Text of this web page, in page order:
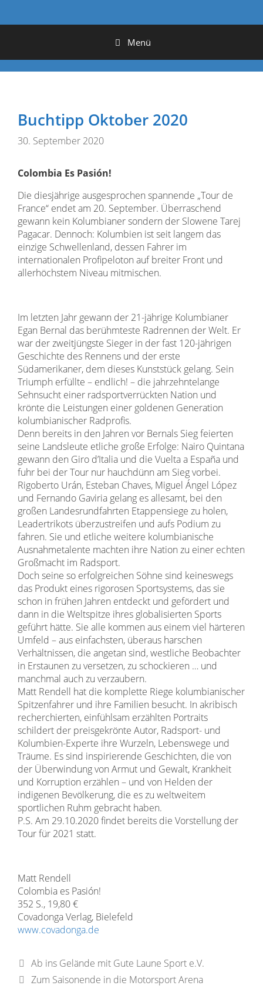
Menü
Buchtipp Oktober 2020
30. September 2020
Colombia Es Pasión!
Die diesjährige ausgesprochen spannende „Tour de
France“ endet am 20. September. Überraschend
gewann kein Kolumbianer sondern der Slowene Tarej
Pagacar. Dennoch: Kolumbien ist seit langem das
einzige Schwellenland, dessen Fahrer im
internationalen Profipeloton auf breiter Front und
allerhöchstem Niveau mitmischen.
Im letzten Jahr gewann der 21-jährige Kolumbianer
Egan Bernal das berühmteste Radrennen der Welt. Er
war der zweitjüngste Sieger in der fast 120-jährigen
Geschichte des Rennens und der erste
Südamerikaner, dem dieses Kunststück gelang. Sein
Triumph erfüllte – endlich! – die jahrzehntelange
Sehnsucht einer radsportverrückten Nation und
krönte die Leistungen einer goldenen Generation
kolumbianischer Radprofis.
Denn bereits in den Jahren vor Bernals Sieg feierten
seine Landsleute etliche große Erfolge: Nairo Quintana
gewann den Giro d’Italia und die Vuelta a España und
fuhr bei der Tour nur hauchdünn am Sieg vorbei.
Rigoberto Urán, Esteban Chaves, Miguel Ángel López
und Fernando Gaviria gelang es allesamt, bei den
großen Landesrundfahrten Etappensiege zu holen,
Leadertrikots überzustreifen und aufs Podium zu
fahren. Sie und etliche weitere kolumbianische
Ausnahmetalente machten ihre Nation zu einer echten
Großmacht im Radsport.
Doch seine so erfolgreichen Söhne sind keineswegs
das Produkt eines rigorosen Sportsystems, das sie
schon in frühen Jahren entdeckt und gefördert und
dann in die Weltspitze ihres globalisierten Sports
geführt hätte. Sie alle kommen aus einem viel härteren
Umfeld – aus einfachsten, überaus harschen
Verhältnissen, die angetan sind, westliche Beobachter
in Erstaunen zu versetzen, zu schockieren … und
manchmal auch zu verzaubern.
Matt Rendell hat die komplette Riege kolumbianischer
Spitzenfahrer und ihre Familien besucht. In akribisch
recherchierten, einfühlsam erzählten Portraits
schildert der preisgekrönte Autor, Radsport- und
Kolumbien-Experte ihre Wurzeln, Lebenswege und
Träume. Es sind inspirierende Geschichten, die von
der Überwindung von Armut und Gewalt, Krankheit
und Korruption erzählen – und von Helden der
indigenen Bevölkerung, die es zu weltweitem
sportlichen Ruhm gebracht haben.
P.S. Am 29.10.2020 findet bereits die Vorstellung der
Tour für 2021 statt.
Matt Rendell
Colombia es Pasión!
352 S., 19,80 €
Covadonga Verlag, Bielefeld
www.covadonga.de
Ab ins Gelände mit Gute Laune Sport e.V.
Zum Saisonende in die Motorsport Arena